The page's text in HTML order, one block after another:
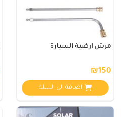
مرش ارضية السيارة
₪150
اضافة الي السلة